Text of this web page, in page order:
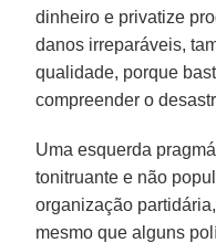
dinheiro e privatize
danos irreparáveis,
qualidade, porque
compreender o
Uma esquerda
tonitruante e não
organização
mesmo que alguns